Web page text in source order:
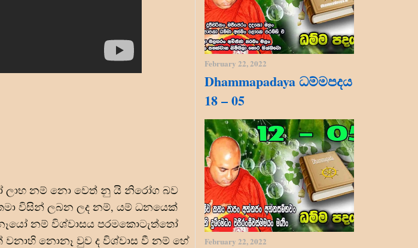
ලාභ නම් නො වෙත් නු යි නිරෝග බව
විසින් ලබන ලද නම්, යම් ධනයෙක්
නම් විශ්වාසය පරමකොටැත්තෝ
වනාහි නොනෑ වුව ද විශ්වාස වී නම් හේ
February 22, 2022
Dhammapadaya ධම්මපදය
18 – 05
February 22, 2022